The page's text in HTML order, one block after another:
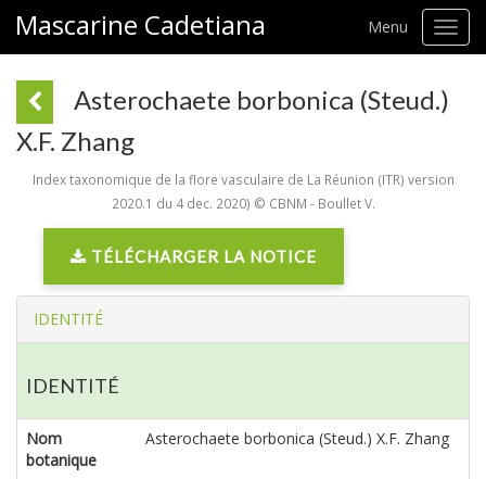
Mascarine Cadetiana Menu
Asterochaete borbonica (Steud.)
X.F. Zhang
Index taxonomique de la flore vasculaire de La Réunion (ITR) version
2020.1 du 4 dec. 2020) © CBNM - Boullet V.
TÉLÉCHARGER LA NOTICE
IDENTITÉ
IDENTITÉ
Nom
botanique
Asterochaete borbonica (Steud.) X.F. Zhang